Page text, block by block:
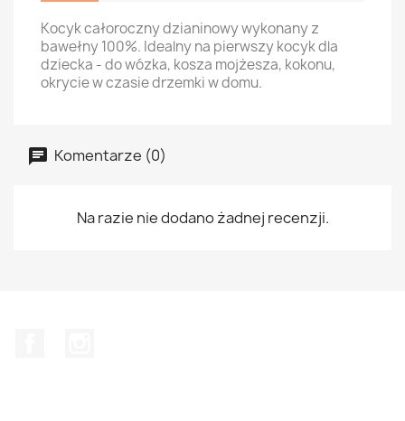
Kocyk całoroczny dzianinowy wykonany z
bawełny 100%. Idealny na pierwszy kocyk dla
dziecka - do wózka, kosza mojżesza, kokonu,
okrycie w czasie drzemki w domu.
Komentarze (0)
Na razie nie dodano żadnej recenzji.